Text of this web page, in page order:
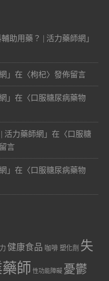
助用藥？ | 活力藥師網 」
」在〈枸杞〉發佈留言
」在〈口服糖尿病藥物
活力藥師網 」在〈口服糖
言
」在〈口服糖尿病藥物
健康食品 咖啡 塑化劑 失
師 性功能障礙 憂鬱